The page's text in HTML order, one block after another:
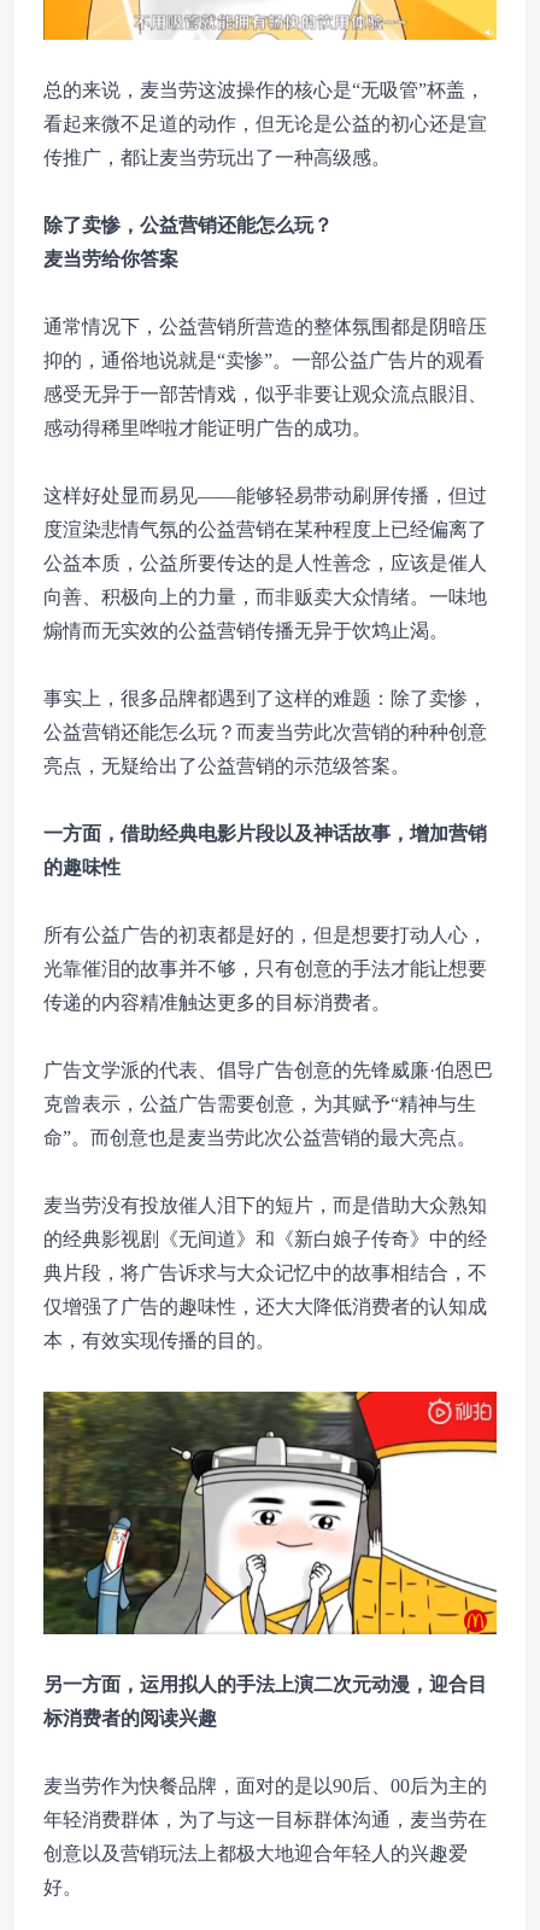
总的来说，麦当劳这波操作的核心是“无吸管”杯盖，
看起来微不足道的动作，但无论是公益的初心还是宣
传推广，都让麦当劳玩出了一种高级感。
除了卖惨，公益营销还能怎么玩？
麦当劳给你答案
通常情况下，公益营销所营造的整体氛围都是阴暗压
抑的，通俗地说就是“卖惨”。一部公益广告片的观看
感受无异于一部苦情戏，似乎非要让观众流点眼泪、
感动得稀里哗啦才能证明广告的成功。
这样好处显而易见——能够轻易带动刷屏传播，但过
度渲染悲情气氛的公益营销在某种程度上已经偏离了
公益本质，公益所要传达的是人性善念，应该是催人
向善、积极向上的力量，而非贩卖大众情绪。一味地
煽情而无实效的公益营销传播无异于饮鸩止渴。
事实上，很多品牌都遇到了这样的难题：除了卖惨，
公益营销还能怎么玩？而麦当劳此次营销的种种创意
亮点，无疑给出了公益营销的示范级答案。
一方面，借助经典电影片段以及神话故事，增加营销
的趣味性
所有公益广告的初衷都是好的，但是想要打动人心，
光靠催泪的故事并不够，只有创意的手法才能让想要
传递的内容精准触达更多的目标消费者。
广告文学派的代表、倡导广告创意的先锋威廉·伯恩巴
克曾表示，公益广告需要创意，为其赋予“精神与生
命”。而创意也是麦当劳此次公益营销的最大亮点。
麦当劳没有投放催人泪下的短片，而是借助大众熟知
的经典影视剧《无间道》和《新白娘子传奇》中的经
典片段，将广告诉求与大众记忆中的故事相结合，不
仅增强了广告的趣味性，还大大降低消费者的认知成
本，有效实现传播的目的。
另一方面，运用拟人的手法上演二次元动漫，迎合目
标消费者的阅读兴趣
麦当劳作为快餐品牌，面对的是以90后、00后为主的
年轻消费群体，为了与这一目标群体沟通，麦当劳在
创意以及营销玩法上都极大地迎合年轻人的兴趣爱
好。